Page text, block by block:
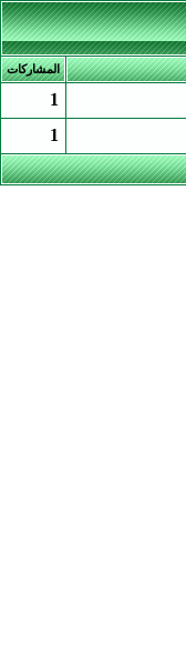
المشاركات
1
1